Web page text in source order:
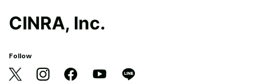
CINRA, Inc.
Follow